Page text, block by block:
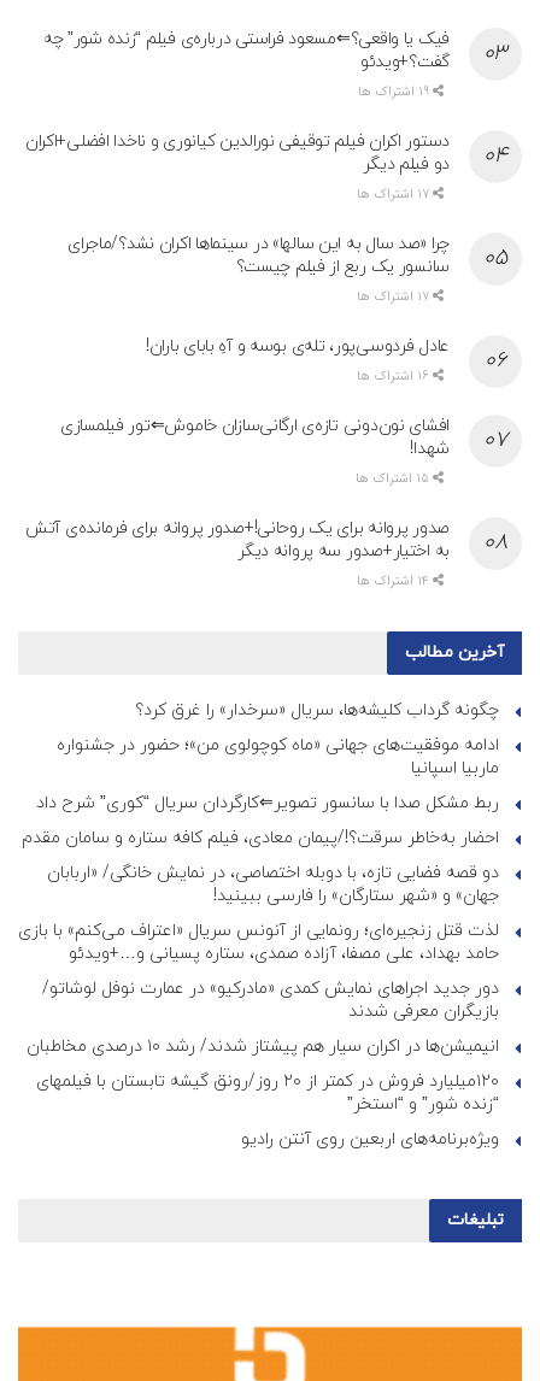
فیک یا واقعی؟⇐مسعود فراستی درباره‌ی فیلم “زنده شور” چه
گفت؟+ویدئو
دستور اکران فیلم توقیفی نورالدین کیانوری و ناخدا افضلی+اکران
دو فیلم دیگر
چرا «صد سال به این سالها» در سینماها اکران نشد؟/ماجرای
سانسور یک ربع از فیلم چیست؟
عادل فردوسی‌پور، تله‌ی بوسه و آهِ بابای باران!
افشای نون‌دونی تازه‌ی ارگانی‌سازان خاموش⇐تور فیلمسازی
شهدا!
صدور پروانه برای یک روحانی!+صدور پروانه برای فرمانده‌ی آتش
به اختیار+صدور سه پروانه دیگر
آخرین مطالب
چگونه گرداب کلیشه‌ها، سریال «سرخدار» را غرق کرد؟
ادامه موفقیت‌های جهانی «ماه کوچولوی من»؛ حضور در جشنواره
ماربیا اسپانیا
ربط مشکل صدا با سانسور تصویر⇐کارگردان سریال “کوری” شرح داد
احضار به‌خاطر سرقت؟!/پیمان معادی، فیلم کافه ستاره و سامان مقدم
دو قصه فضایی تازه، با دوبله اختصاصی، در نمایش خانگی/ «اربابان
جهان» و «شهر ستارگان» را فارسی ببینید!
لذت قتل زنجیره‌ای؛ رونمایی از آنونس سریال «اعتراف می‌کنم» با بازی
حامد بهداد، علی مصفا، آزاده صمدی، ستاره پسیانی و…+ویدئو
دور جدید اجراهای نمایش کمدی «مادرکیو» در عمارت نوفل لوشاتو/
بازیگران معرفی شدند
انیمیشن‌ها در اکران سیار هم پیشتاز شدند/ رشد ۱۰ درصدی مخاطبان
۱۲۰میلیارد فروش در کمتر از ۲۰ روز/رونق گیشه تابستان با فیلمهای
“زنده شور” و “استخر”
ویژه‌برنامه‌های اربعین روی آنتن رادیو
تبلیغات